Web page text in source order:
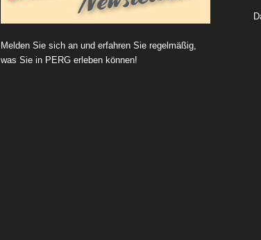
Melden Sie sich an und erfahren Sie regelmäßig,
was Sie in PERG erleben können!